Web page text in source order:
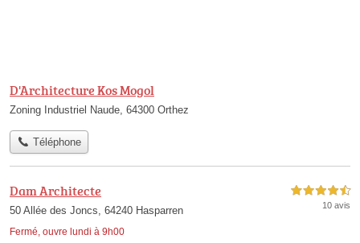
D'Architecture Kos Mogol
Zoning Industriel Naude, 64300 Orthez
Téléphone
Dam Architecte
50 Allée des Joncs, 64240 Hasparren
Fermé, ouvre lundi à 9h00
4,5 étoiles sur 5
10 avis